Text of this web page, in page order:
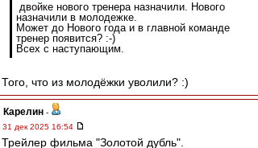
двойке нового тренера назначили. Нового
назначили в молодежке.
Может до Нового года и в главной команде
тренер появится? :-)
Всех с наступающим.
Того, что из молодёжки уволили? :)
Карелин -
31 дек 2025 16:54
Трейлер фильма "Золотой дубль".